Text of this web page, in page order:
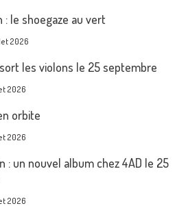
: le shoegaze au vert
2026
les violons le 25 septembre
2026
orbite
2026
: un nouvel album chez 4AD le 25
2026